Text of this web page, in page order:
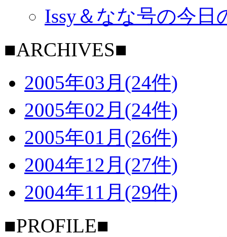
Issy＆なな号の今日
■ARCHIVES■
2005年03月(24件)
2005年02月(24件)
2005年01月(26件)
2004年12月(27件)
2004年11月(29件)
■PROFILE■